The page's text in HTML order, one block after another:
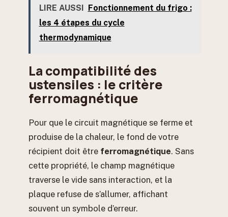
LIRE AUSSI
Fonctionnement du frigo :
les 4 étapes du cycle
thermodynamique
La compatibilité des
ustensiles : le critère
ferromagnétique
Pour que le circuit magnétique se ferme et
produise de la chaleur, le fond de votre
récipient doit être ferromagnétique. Sans
cette propriété, le champ magnétique
traverse le vide sans interaction, et la
plaque refuse de s’allumer, affichant
souvent un symbole d’erreur.